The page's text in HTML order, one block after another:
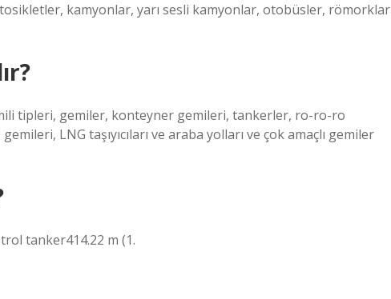
kamyonlar, yarı sesli kamyonlar, otobüsler, römorklar
tipleri, gemiler, konteyner gemileri, tankerler, ro-ro-ro
LNG taşıyıcıları ve araba yolları ve çok amaçlı gemiler
tanker414.22 m (1.